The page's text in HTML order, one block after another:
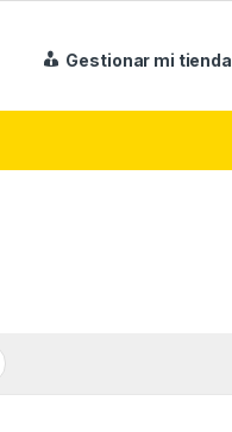
Gestionar mi tienda